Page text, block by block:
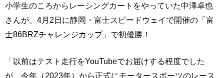
小学生のころからレーシングカートをやっていた中澤卓也
さんが、4月2日に静岡・富士スピードウェイで開催の「富
士86BRZチャレンジカップ」で初優勝！
「以前はテスト走行をYouTubeでお届けする程度でした
が、今年（2023年）から正式にモータースポーツのレース